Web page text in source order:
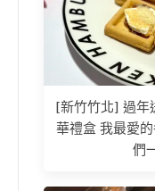
[新竹竹北] 過年
華禮盒 我最愛
們